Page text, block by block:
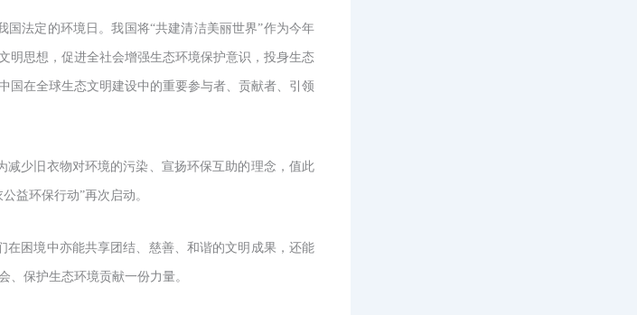
国法定的环境日。我国将“共建清洁美丽世界”作为今年
明思想，促进全社会增强生态环境保护意识，投身生态
国在全球生态文明建设中的重要参与者、贡献者、引领
减少旧衣物对环境的污染、宣扬环保互助的理念，值此
益环保行动”再次启动。
在困境中亦能共享团结、慈善、和谐的文明成果，还能
、保护生态环境贡献一份力量。